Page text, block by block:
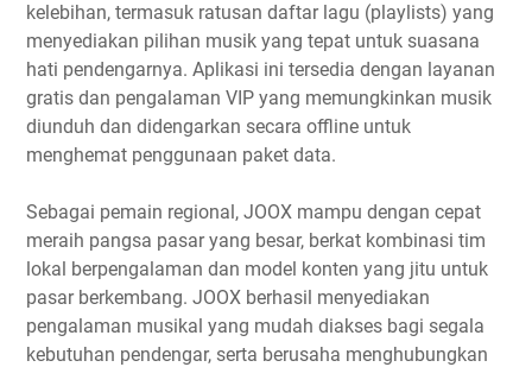
kelebihan, termasuk ratusan daftar lagu (playlists) yang
menyediakan pilihan musik yang tepat untuk suasana
hati pendengarnya. Aplikasi ini tersedia dengan layanan
gratis dan pengalaman VIP yang memungkinkan musik
diunduh dan didengarkan secara offline untuk
menghemat penggunaan paket data.
Sebagai pemain regional, JOOX mampu dengan cepat
meraih pangsa pasar yang besar, berkat kombinasi tim
lokal berpengalaman dan model konten yang jitu untuk
pasar berkembang. JOOX berhasil menyediakan
pengalaman musikal yang mudah diakses bagi segala
kebutuhan pendengar, serta berusaha menghubungkan